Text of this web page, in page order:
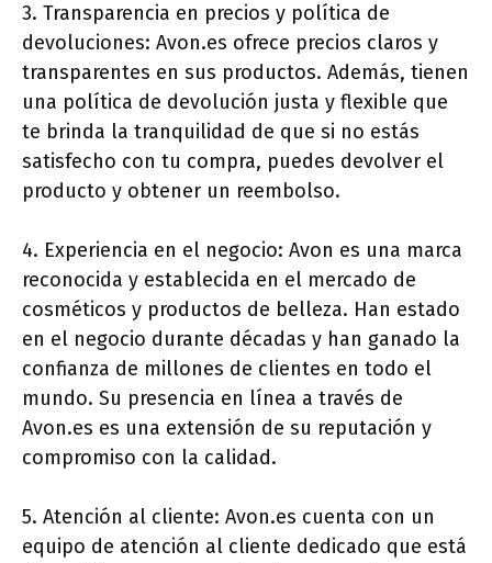
3. Transparencia en precios y política de
devoluciones: Avon.es ofrece precios claros y
transparentes en sus productos. Además, tienen
una política de devolución justa y flexible que
te brinda la tranquilidad de que si no estás
satisfecho con tu compra, puedes devolver el
producto y obtener un reembolso.
4. Experiencia en el negocio: Avon es una marca
reconocida y establecida en el mercado de
cosméticos y productos de belleza. Han estado
en el negocio durante décadas y han ganado la
confianza de millones de clientes en todo el
mundo. Su presencia en línea a través de
Avon.es es una extensión de su reputación y
compromiso con la calidad.
5. Atención al cliente: Avon.es cuenta con un
equipo de atención al cliente dedicado que está